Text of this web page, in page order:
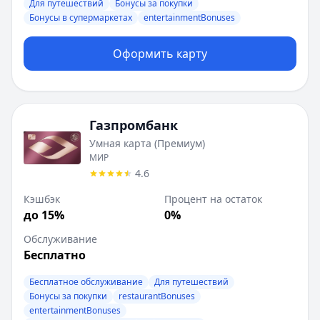
Необходимые документы:Паспорт
Альфа-Карта
Рейтинг банка:
Кэшбэк:
Процент на остаток:0%
Обслуживание: Бесплатно
Категория карты:classic
Срок доставки: 2 дня
Валюта:Мультивалютная
Оплата по телефону:
Mir Pay, Alfa Pay, СБПэй
Описание:Описание: • В приложении можно
Необходимые документы:
Минимальный возраст:
Рейтинг банка:4.6из 5
Кэшбэк:до 100%
Для путешествий
Бонусы за покупки
Бонусы в супермаркетах
entertainmentBonuses
Оформить карту
Газпромбанк
Умная карта (Премиум)
МИР
4.6
Кэшбэк
до 15%
Процент на остаток
0%
Обслуживание
Бесплатно
Бесплатное обслуживание
Для путешествий
Бонусы за покупки
restaurantBonuses
entertainmentBonuses